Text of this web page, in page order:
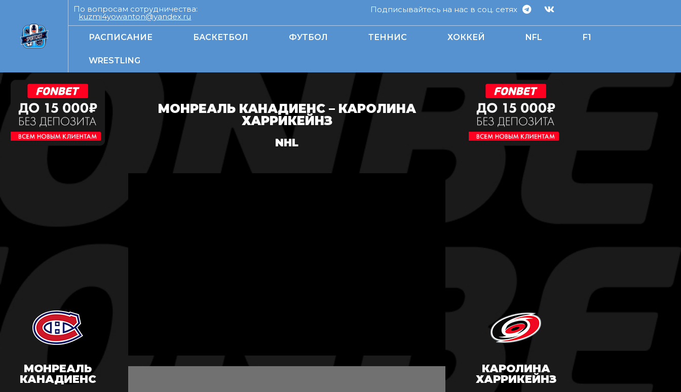
По вопросам сотрудничества:
kuzmi4yowanton@yandex.ru
Подписывайтесь на нас в соц. сетях
РАСПИСАНИЕ БАСКЕТБОЛ ФУТБОЛ ТЕННИС ХОККЕЙ NFL F1
WRESTLING
МОНРЕАЛЬ
КАНАДИЕНС
МОНРЕАЛЬ КАНАДИЕНС – КАРОЛИНА
ХАРРИКЕЙНЗ
NHL
КАРОЛИНА
ХАРРИКЕЙНЗ